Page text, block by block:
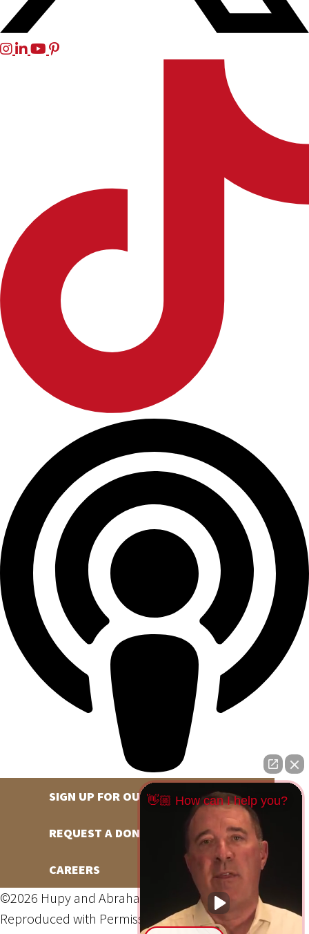
SIGN UP FOR OUR NEWSLETTER
REQUEST A DONATION
CAREERS
©2026 Hupy and Abraham, S.C., All Rights Reserved,
Reproduced with PermissionPrivacy PolicySite Map
👋🏼 How can I help you?